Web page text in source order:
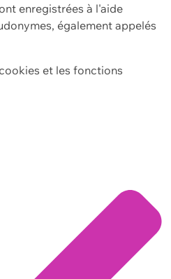
enregistrées à l'aide
également appelés
et les fonctions